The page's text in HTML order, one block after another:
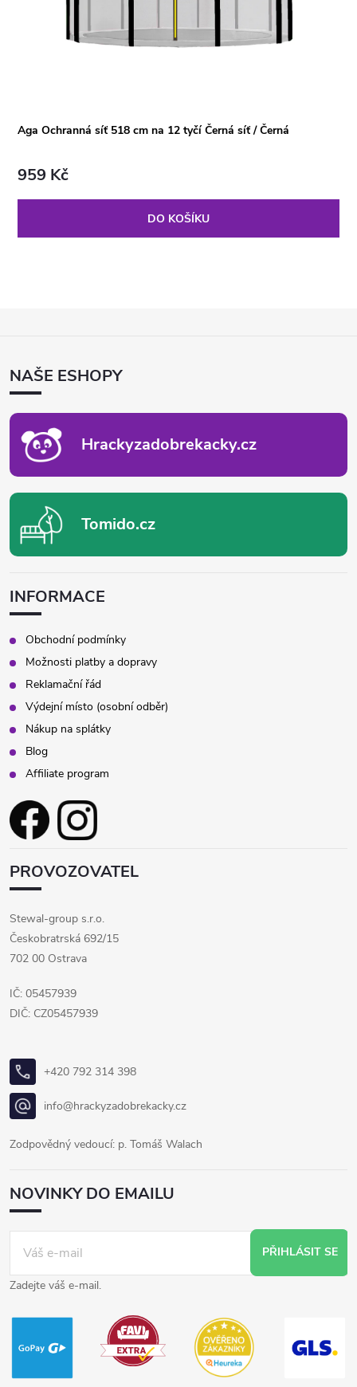
Aga Ochranná síť 518 cm na 12 tyčí Černá síť / Černá
959 Kč
DO KOŠÍKU
ANAŠE ESHOPY
Hrackyzadobrekacky.cz
Tomido.cz
INFORMACE
Obchodní podmínky
Možnosti platby a dopravy
Reklamační řád
Výdejní místo (osobní odběr)
Nákup na splátky
Blog
Affiliate program
PROVOZOVATEL
Stewal-group s.r.o.
Českobratrská 692/15
702 00 Ostrava
IČ: 05457939
DIČ: CZ05457939
+420 792 314 398
info@hrackyzadobrekacky.cz
Zodpovědný vedoucí: p. Tomáš Walach
NOVINKY DO EMAILU
PŘIHLÁSIT SE
Zadejte váš e-mail.